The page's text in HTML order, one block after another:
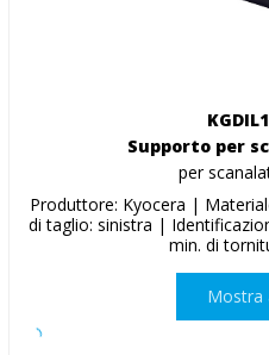
Supporto per
per
Produttore: Kyocera |
di taglio: sinistra |
min. di
Mostra